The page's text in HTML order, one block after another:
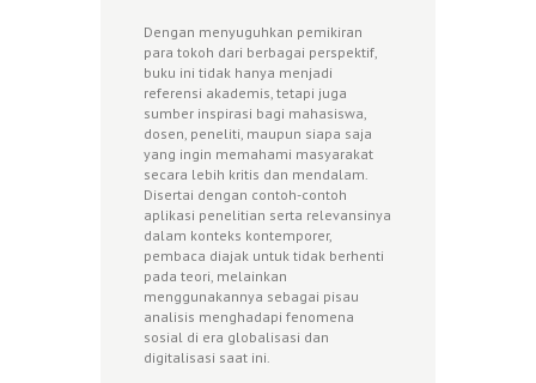
Dengan menyuguhkan pemikiran
para tokoh dari berbagai perspektif,
buku ini tidak hanya menjadi
referensi akademis, tetapi juga
sumber inspirasi bagi mahasiswa,
dosen, peneliti, maupun siapa saja
yang ingin memahami masyarakat
secara lebih kritis dan mendalam.
Disertai dengan contoh-contoh
aplikasi penelitian serta relevansinya
dalam konteks kontemporer,
pembaca diajak untuk tidak berhenti
pada teori, melainkan
menggunakannya sebagai pisau
analisis menghadapi fenomena
sosial di era globalisasi dan
digitalisasi saat ini.